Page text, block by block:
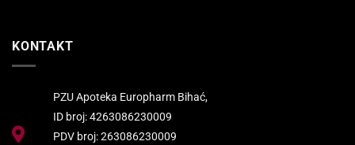
KONTAKT
PZU Apoteka Europharm Bihać,
ID broj: 4263086230009
PDV broj: 263086230009